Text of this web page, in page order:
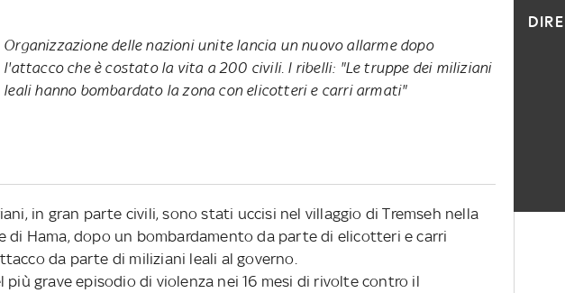
Organizzazione delle nazioni unite lancia un nuovo allarme dopo
l'attacco che è costato la vita a 200 civili. I ribelli: "Le truppe dei miliziani
leali hanno bombardato la zona con elicotteri e carri armati"
in gran parte civili, sono stati uccisi nel villaggio di Tremseh nella
di Hama, dopo un bombardamento da parte di elicotteri e carri
da parte di miliziani leali al governo.
più grave episodio di violenza nei 16 mesi di rivolte contro il